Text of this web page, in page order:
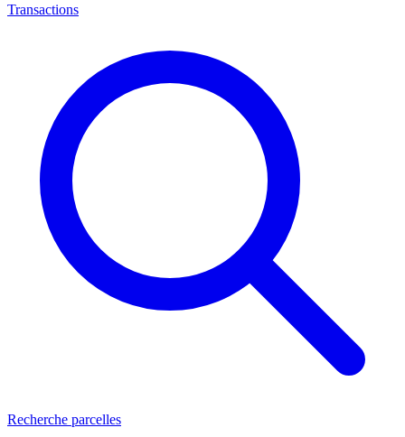
Transactions
Recherche parcelles